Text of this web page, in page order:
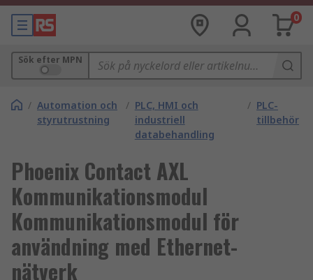
0
Sök efter MPN
/ Automation och
styrutrustning
/ PLC, HMI och
industriell
databehandling
/ PLC-
tillbehör
Phoenix Contact AXL
Kommunikationsmodul
Kommunikationsmodul för
användning med Ethernet-
nätverk